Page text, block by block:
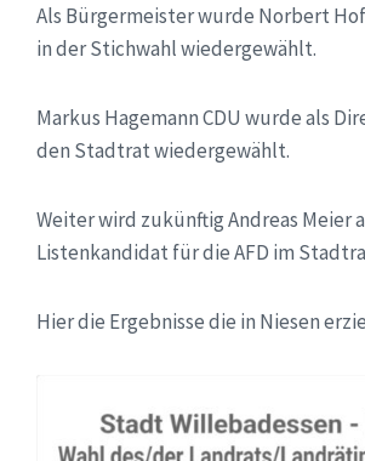
Als Bürgermeister wurde Norbert
in der Stichwahl wiedergewählt.
Markus Hagemann CDU wurde als
den Stadtrat wiedergewählt.
Weiter wird zukünftig Andreas Meier
Listenkandidat für die AFD im
Hier die Ergebnisse die in Niesen